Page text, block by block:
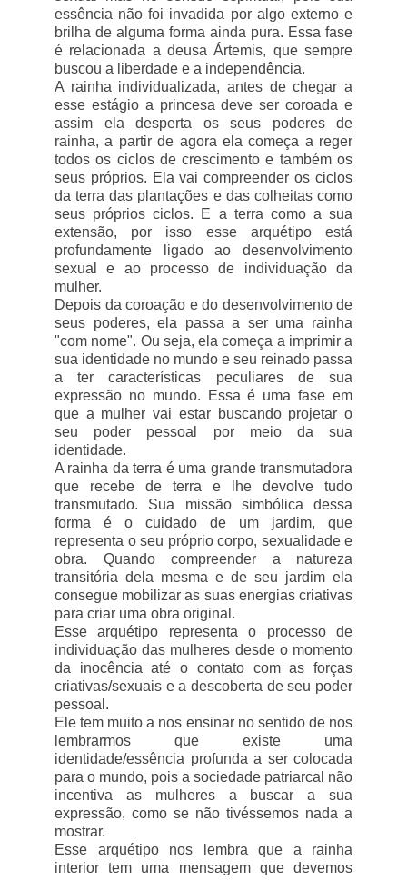
essência não foi invadida por algo externo e
brilha de alguma forma ainda pura. Essa fase
é relacionada a deusa Ártemis, que sempre
buscou a liberdade e a independência.
A rainha individualizada, antes de chegar a
esse estágio a princesa deve ser coroada e
assim ela desperta os seus poderes de
rainha, a partir de agora ela começa a reger
todos os ciclos de crescimento e também os
seus próprios. Ela vai compreender os ciclos
da terra das plantações e das colheitas como
seus próprios ciclos. E a terra como a sua
extensão, por isso esse arquétipo está
profundamente ligado ao desenvolvimento
sexual e ao processo de individuação da
mulher.
Depois da coroação e do desenvolvimento de
seus poderes, ela passa a ser uma rainha
"com nome". Ou seja, ela começa a imprimir a
sua identidade no mundo e seu reinado passa
a ter características peculiares de sua
expressão no mundo. Essa é uma fase em
que a mulher vai estar buscando projetar o
seu poder pessoal por meio da sua
identidade.
A rainha da terra é uma grande transmutadora
que recebe de terra e lhe devolve tudo
transmutado. Sua missão simbólica dessa
forma é o cuidado de um jardim, que
representa o seu próprio corpo, sexualidade e
obra. Quando compreender a natureza
transitória dela mesma e de seu jardim ela
consegue mobilizar as suas energias criativas
para criar uma obra original.
Esse arquétipo representa o processo de
individuação das mulheres desde o momento
da inocência até o contato com as forças
criativas/sexuais e a descoberta de seu poder
pessoal.
Ele tem muito a nos ensinar no sentido de nos
lembrarmos que existe uma
identidade/essência profunda a ser colocada
para o mundo, pois a sociedade patriarcal não
incentiva as mulheres a buscar a sua
expressão, como se não tivéssemos nada a
mostrar.
Esse arquétipo nos lembra que a rainha
interior tem uma mensagem que devemos